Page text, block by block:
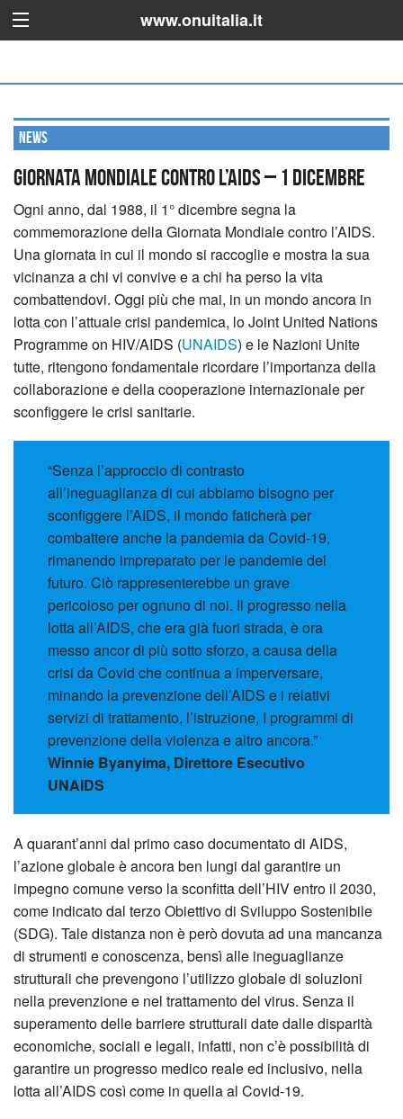
www.onuitalia.it
News
Giornata Mondiale contro l’AIDS – 1 dicembre
Ogni anno, dal 1988, il 1° dicembre segna la
commemorazione della Giornata Mondiale contro l’AIDS.
Una giornata in cui il mondo si raccoglie e mostra la sua
vicinanza a chi vi convive e a chi ha perso la vita
combattendovi. Oggi più che mai, in un mondo ancora in
lotta con l’attuale crisi pandemica, lo Joint United Nations
Programme on HIV/AIDS (UNAIDS) e le Nazioni Unite
tutte, ritengono fondamentale ricordare l’importanza della
collaborazione e della cooperazione internazionale per
sconfiggere le crisi sanitarie.
“Senza l’approccio di contrasto
all’ineguaglianza di cui abbiamo bisogno per
sconfiggere l’AIDS, il mondo faticherà per
combattere anche la pandemia da Covid-19,
rimanendo impreparato per le pandemie del
futuro. Ciò rappresenterebbe un grave
pericoloso per ognuno di noi. Il progresso nella
lotta all’AIDS, che era già fuori strada, è ora
messo ancor di più sotto sforzo, a causa della
crisi da Covid che continua a imperversare,
minando la prevenzione dell’AIDS e i relativi
servizi di trattamento, l’istruzione, I programmi di
prevenzione della violenza e altro ancora.”
Winnie Byanyima, Direttore Esecutivo
UNAIDS
A quarant’anni dal primo caso documentato di AIDS,
l’azione globale è ancora ben lungi dal garantire un
impegno comune verso la sconfitta dell’HIV entro il 2030,
come indicato dal terzo Obiettivo di Sviluppo Sostenibile
(SDG). Tale distanza non è però dovuta ad una mancanza
di strumenti e conoscenza, bensì alle ineguaglianze
strutturali che prevengono l’utilizzo globale di soluzioni
nella prevenzione e nel trattamento del virus. Senza il
superamento delle barriere strutturali date dalle disparità
economiche, sociali e legali, infatti, non c’è possibilità di
garantire un progresso medico reale ed inclusivo, nella
lotta all’AIDS così come in quella al Covid-19.